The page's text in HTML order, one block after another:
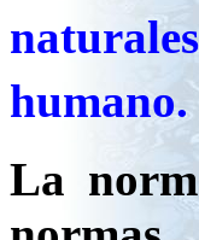
humano.
La